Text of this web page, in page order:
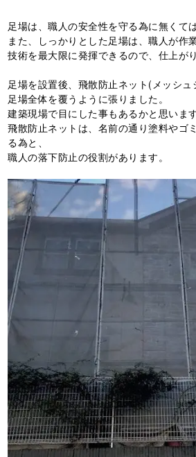
足場は、職人の安全性を守る為に無くて
また、しっかりとした足場は、職人が作
技術を最大限に発揮できるので、仕上が
足場を設置後、飛散防止ネット(メッシュ
足場全体を覆うように張りました。
建築現場で目にした事もあるかと思います
飛散防止ネットは、名前の通り塗料やゴ
る為と、
職人の落下防止の役割があります。